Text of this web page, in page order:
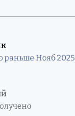
раньше Нояб 2025